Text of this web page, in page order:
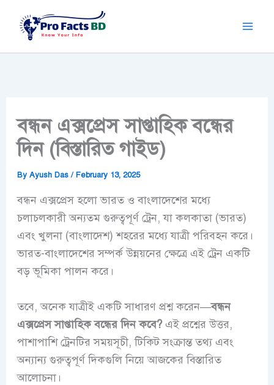
content
বন্ধন এক্সপ্রেস সাপ্তাহিক বন্ধের
দিন (বিস্তারিত গাইড)
By Ayush Das / February 13, 2025
বন্ধন এক্সপ্রেস হলো ভারত ও বাংলাদেশের মধ্যে
চলাচলকারী অন্যতম গুরুত্বপূর্ণ ট্রেন, যা কলকাতা (ভারত)
এবং খুলনা (বাংলাদেশ) শহরের মধ্যে যাত্রী পরিবহন করে।
ভারত-বাংলাদেশের সম্পর্ক উন্নয়নের ক্ষেত্রে এই ট্রেন একটি
বড় ভূমিকা পালন করে।
তবে, অনেক যাত্রীই একটি সাধারণ প্রশ্ন করেন—বন্ধন
এক্সপ্রেস সাপ্তাহিক বন্ধের দিন কবে?এই প্রশ্নের উত্তর,
পাশাপাশি ট্রেনটির সময়সূচী, টিকিট সংক্রান্ত তথ্য এবং
অন্যান্য গুরুত্বপূর্ণ দিকগুলি নিয়ে আজকের বিস্তারিত
আলোচনা।